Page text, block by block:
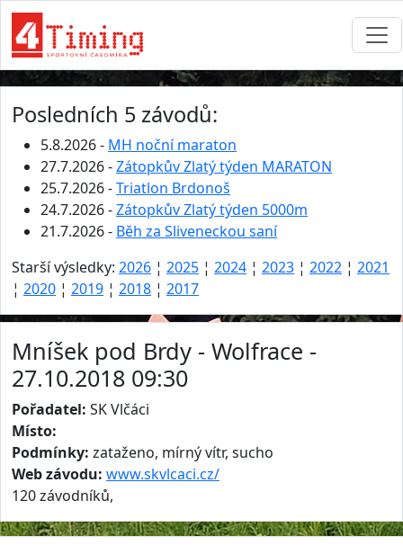
Posledních 5 závodů:
5.8.2026 - MH noční maraton
27.7.2026 -Zátopkův Zlatý týden MARATON
25.7.2026 -Triatlon Brdonoš
24.7.2026 -Zátopkův Zlatý týden 5000m
21.7.2026 - Běh za Sliveneckou saní
Starší výsledky: 2026 ¦ 2025 ¦ 2024 ¦ 2023 ¦ 2022 ¦ 2021
¦ 2020 ¦ 2019 ¦ 2018 ¦ 2017
Mníšek pod Brdy - Wolfrace -
27.10.2018 09:30
Pořadatel: SK Vlčáci
Místo:
Podmínky: zataženo, mírný vítr, sucho
Web závodu: www.skvlcaci.cz/
120 závodníků,